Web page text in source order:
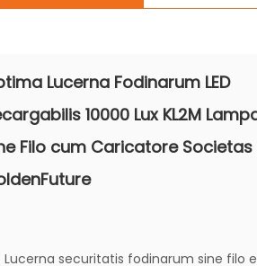
Lucerna Fodinarum LED
10000 Lux KL2M
Filo cum Caricatore
Lucerna securitatis fodinarum sine filo